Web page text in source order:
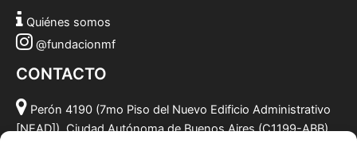
Quiénes somos
@fundacionmf
CONTACTO
Perón 4190 (7mo Piso del Nuevo Edificio Administrativo
[NEAD]), Ciudad Autónoma de Buenos Aires (C1199-ABB),